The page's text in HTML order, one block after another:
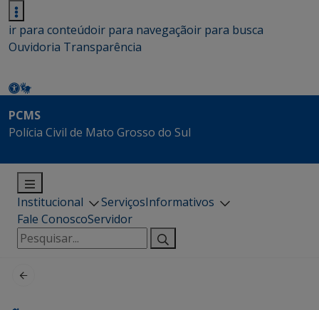
ir para conteúdoir para navegaçãoir para busca
Ouvidoria Transparência
PCMS
Polícia Civil de Mato Grosso do Sul
Institucional ServiçosInformativos
Fale ConoscoServidor
Pesquisar
por: